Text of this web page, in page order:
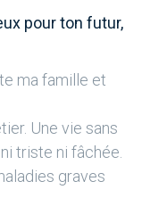
pour ton futur,
ma famille et
Une vie sans
triste ni fâchée.
graves